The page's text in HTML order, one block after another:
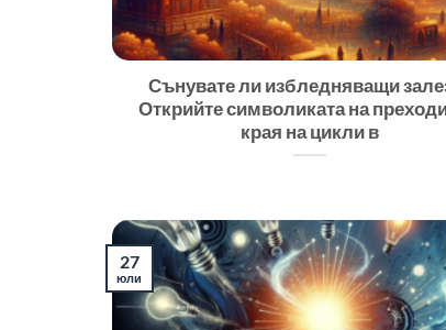
Сънувате ли избледняващи
Открийте символиката на
края на цикли в
27
юли